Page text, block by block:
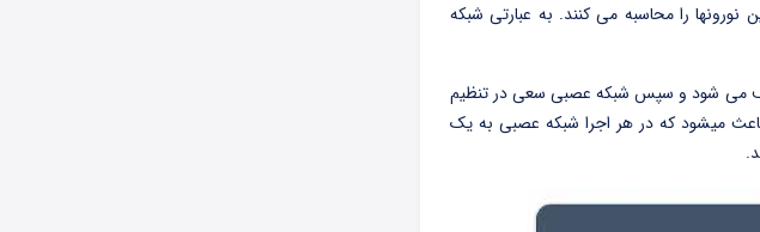
را محاسبه می کنند. به عبارتی شبکه
می شود و سپس شبکه عصبی سعی در تنظیم
میشود که در هر اجرا شبکه عصبی به یک